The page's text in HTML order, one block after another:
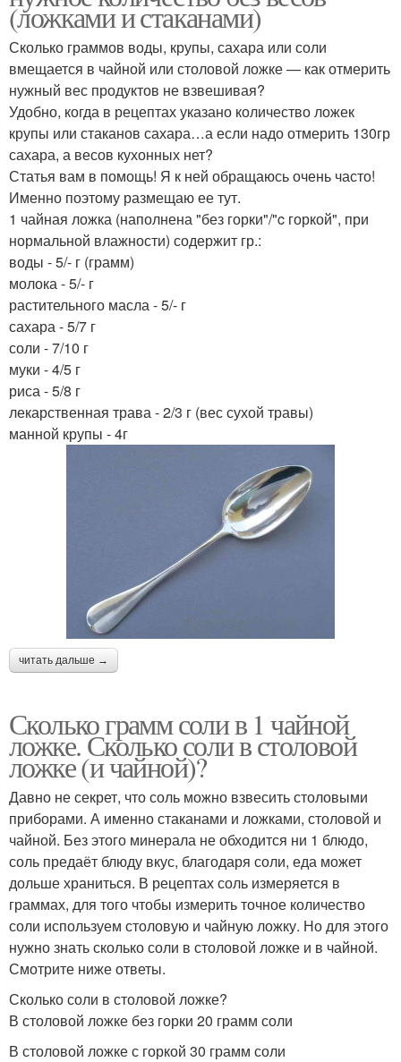
(ложками и стаканами)
Сколько граммов воды, крупы, сахара или соли
вмещается в чайной или столовой ложке — как отмерить
нужный вес продуктов не взвешивая?
Удобно, когда в рецептах указано количество ложек
крупы или стаканов сахара…а если надо отмерить 130гр
сахара, а весов кухонных нет?
Статья вам в помощь! Я к ней обращаюсь очень часто!
Именно поэтому размещаю ее тут.
1 чайная ложка (наполнена "без горки"/"c горкой", при
нормальной влажности) содержит гр.:
воды - 5/- г (грамм)
молока - 5/- г
растительного масла - 5/- г
сахара - 5/7 г
соли - 7/10 г
муки - 4/5 г
риса - 5/8 г
лекарственная трава - 2/3 г (вес сухой травы)
манной крупы - 4г
читать дальше →
Сколько грамм соли в 1 чайной
ложке. Сколько соли в столовой
ложке (и чайной)?
Давно не секрет, что соль можно взвесить столовыми
приборами. А именно стаканами и ложками, столовой и
чайной. Без этого минерала не обходится ни 1 блюдо,
соль предаёт блюду вкус, благодаря соли, еда может
дольше храниться. В рецептах соль измеряется в
граммах, для того чтобы измерить точное количество
соли используем столовую и чайную ложку. Но для этого
нужно знать сколько соли в столовой ложке и в чайной.
Смотрите ниже ответы.
Сколько соли в столовой ложке?
В столовой ложке без горки 20 грамм соли
В столовой ложке с горкой 30 грамм соли